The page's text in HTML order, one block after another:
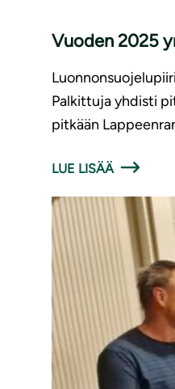
Vuoden 2025
Palkittuja yhdisti
pitkään
LUE LISÄÄ